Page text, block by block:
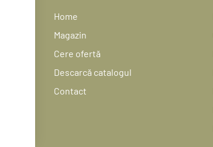
Home
Magazin
Cere ofertă
Descarcă catalogul
Contact